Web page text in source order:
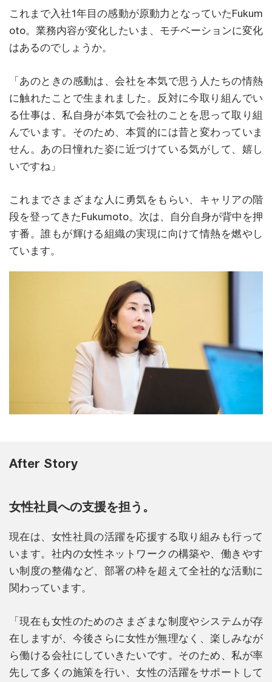
これまで入社1年目の感動が原動力となっていたFukum
oto。業務内容が変化したいま、モチベーションに変化
はあるのでしょうか。
「あのときの感動は、会社を本気で思う人たちの情熱
に触れたことで生まれました。反対に今取り組んでい
る仕事は、私自身が本気で会社のことを思って取り組
んでいます。そのため、本質的には昔と変わっていま
せん。あの日憧れた姿に近づけている気がして、嬉し
いですね」
これまでさまざまな人に勇気をもらい、キャリアの階
段を登ってきたFukumoto。次は、自分自身が背中を押
す番。誰もが輝ける組織の実現に向けて情熱を燃やし
ています。
After Story
女性社員への支援を担う。
現在は、女性社員の活躍を応援する取り組みも行って
います。社内の女性ネットワークの構築や、働きやす
い制度の整備など、部署の枠を超えて全社的な活動に
関わっています。
「現在も女性のためのさまざまな制度やシステムが存
在しますが、今後さらに女性が無理なく、楽しみなが
ら働ける会社にしていきたいです。そのため、私が率
先して多くの施策を行い、女性の活躍をサポートして